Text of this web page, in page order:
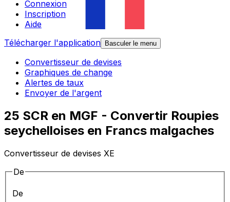
Connexion
Inscription
Aide
Télécharger l'application
Basculer le menu
Convertisseur de devises
Graphiques de change
Alertes de taux
Envoyer de l'argent
25 SCR en MGF - Convertir Roupies
seychelloises en Francs malgaches
Convertisseur de devises XE
De
De